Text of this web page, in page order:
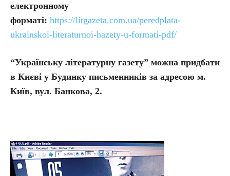
електронному
форматі: https://litgazeta.com.ua/peredplata-
ukrainskoi-literaturnoi-hazety-u-formati-pdf/
“Українську літературну газету” можна придбати
в Києві у Будинку письменників за адресою м.
Київ, вул. Банкова, 2.